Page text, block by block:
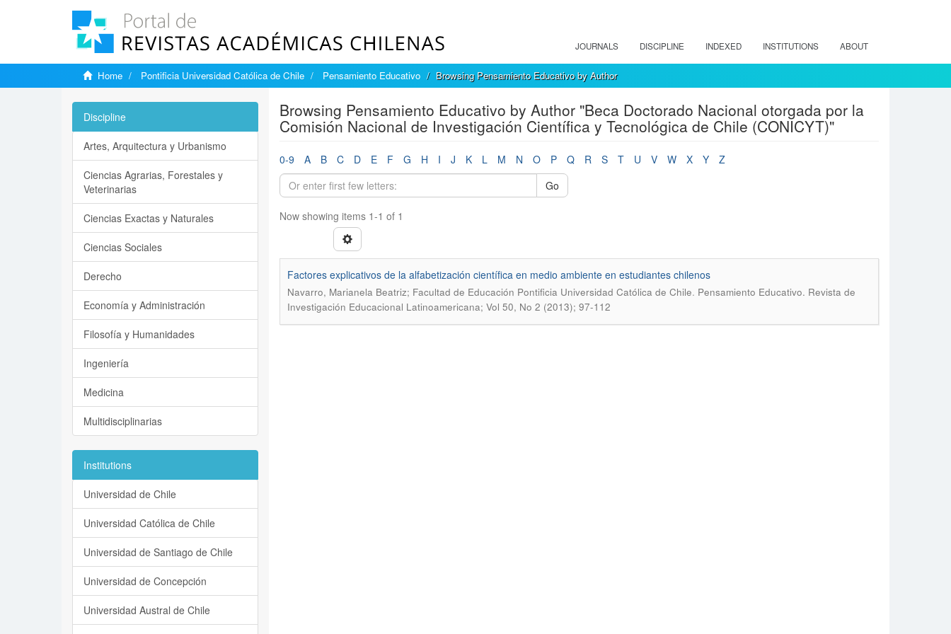
JOURNALS DISCIPLINE INDEXED INSTITUTIONS ABOUT
Home Pontificia Universidad Católica de Chile Pensamiento Educativo Browsing Pensamiento Educativo by Author
Browsing Pensamiento Educativo by Author "Beca Doctorado Nacional otorgada por la
Comisión Nacional de Investigación Científica y Tecnológica de Chile (CONICYT)"
0-9 A B C D E F G H I J K L M N O P Q R S T U V W X Y
Z
Go
Now showing items 1-1 of 1
Factores explicativos de la alfabetización científica en medio ambiente en estudiantes chilenos
Navarro, Marianela Beatriz; Facultad de Educación Pontificia Universidad Católica de Chile. Pensamiento Educativo. Revista de
Investigación Educacional Latinoamericana; Vol 50, No 2 (2013); 97-112
Discipline
Artes, Arquitectura y Urbanismo
Ciencias Agrarias, Forestales y
Veterinarias
Ciencias Exactas y Naturales
Ciencias Sociales
Derecho
Economía y Administración
Filosofía y Humanidades
Ingeniería
Medicina
Multidisciplinarias
Institutions
Universidad de Chile
Universidad Católica de Chile
Universidad de Santiago de Chile
Universidad de Concepción
Universidad Austral de Chile